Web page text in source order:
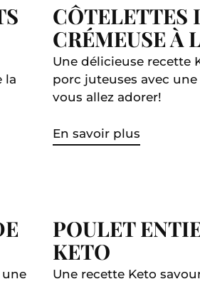
la
CÔTELETTES
CRÉMEUSE À
Une délicieuse recette
porc juteuses avec
vous allez adorer!
En savoir plus
une
POULET
KETO
Une recette Keto